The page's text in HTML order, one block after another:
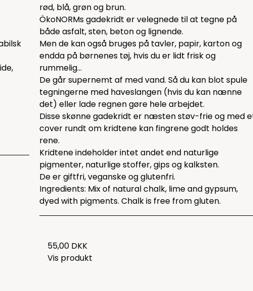
rød, blå, grøn og brun.
ÖkoNORMs gadekridt er velegnede til at tegne på
både asfalt, sten, beton og lignende.
Men de kan også bruges på tavler, papir, karton og
endda på børnenes tøj, hvis du er lidt frisk og
rummelig...
De går supernemt af med vand. Så du kan blot spule
tegningerne med haveslangen (hvis du kan nænne
det) eller lade regnen gøre hele arbejdet.
Disse skønne gadekridt er næsten støv-frie og med
cover rundt om kridtene kan fingrene godt holdes
rene.
Kridtene indeholder intet andet end naturlige
pigmenter, naturlige stoffer, gips og kalksten.
De er giftfri, veganske og glutenfri.
Ingredients: Mix of natural chalk, lime and gypsum,
dyed with pigments. Chalk is free from gluten.
55,00 DKK
Vis produkt